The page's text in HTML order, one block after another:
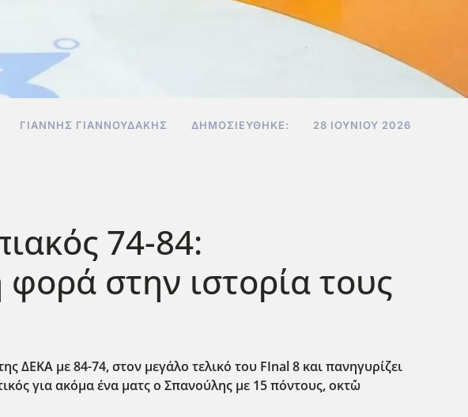
ΓΙΆΝΝΗΣ ΓΙΑΝΝΟΥΔΆΚΗΣ ΔΗΜΟΣΙΕΎΘΗΚΕ: 28 ΙΟΥΝΊΟΥ 2026
74-84:
στην ιστορία τους
ΔΕΚΑ με 84-74, στον μεγάλο τελικό του FInal 8 και πανηγυρίζει
για ακόμα ένα ματς ο Σπανούλης με 15 πόντους, οκτ΄ώ